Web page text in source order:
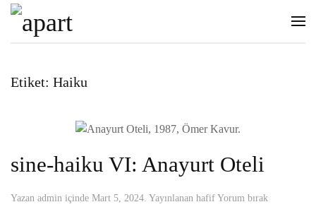
Etiket: Haiku
sine-haiku VI: Anayurt Oteli
Yazan admin içinde Mart 5, 2024. Yayınlanan hafif Yorum bırak